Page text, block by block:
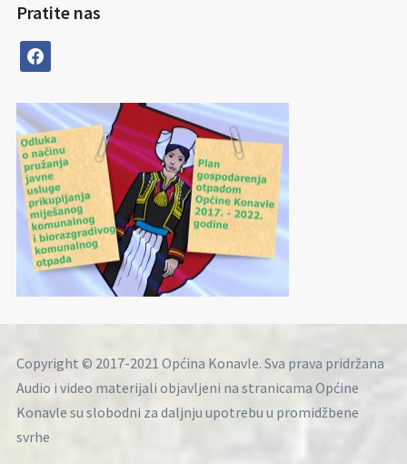
Pratite nas
facebook
Copyright © 2017-2021 Općina Konavle. Sva prava pridržana
Audio i video materijali objavljeni na stranicama Općine
Konavle su slobodni za daljnju upotrebu u promidžbene
svrhe